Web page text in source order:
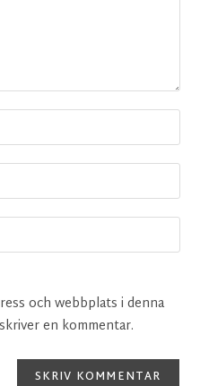
och webbplats i denna
en kommentar.